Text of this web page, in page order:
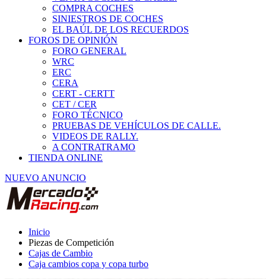
NUEVO ANUNCIO
Inicio
Piezas de Competición
Cajas de Cambio
Caja cambios copa y copa turbo